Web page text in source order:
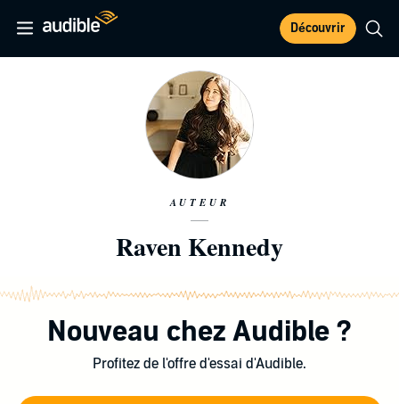
Découvrir
AUTEUR
Raven Kennedy
Nouveau chez Audible ?
Profitez de l'offre d'essai d'Audible.